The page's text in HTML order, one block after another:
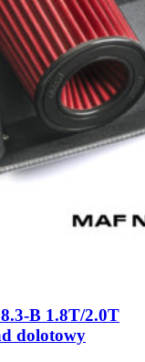
B 1.8T/2.0T
dolotowy